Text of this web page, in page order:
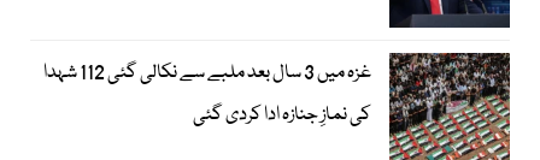
غزہ میں 3 سال بعد ملبے سے نکالی گئی 112 شہدا
کی نمازِ جنازہ ادا کردی گئی